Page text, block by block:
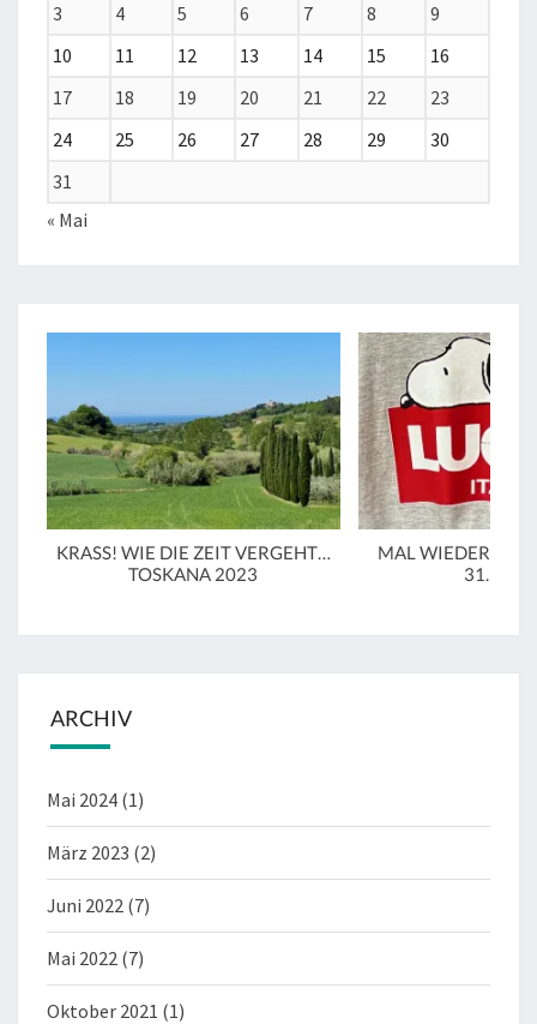
3
4 5 6 7 8
9
10
11 12 13 14 15
16
17
18 19 20 21 22
23
24
25 26 27 28 29
30
31
« Mai
KRASS! WIE DIE ZEIT VERGEHT…
TOSKANA 2023
MAL WIEDER IN
ARCHIV
Mai 2024 (1)
März 2023 (2)
Juni 2022 (7)
Mai 2022 (7)
Oktober 2021 (1)